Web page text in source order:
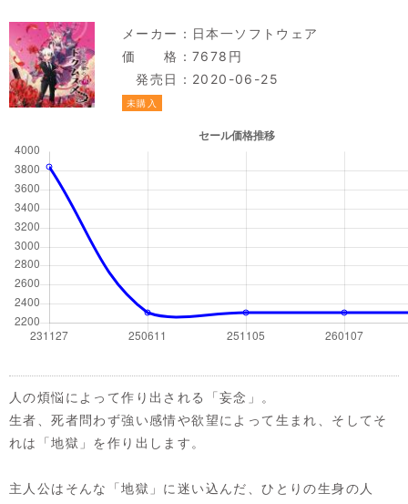
メーカー： 日本一ソフトウェア
価 格：7678円
発売日：2020-06-25
未購入
人の煩悩によって作り出される「妄念」。
生者、死者問わず強い感情や欲望によって生まれ、そしてそ
れは「地獄」を作り出します。
主人公はそんな「地獄」に迷い込んだ、ひとりの生身の人